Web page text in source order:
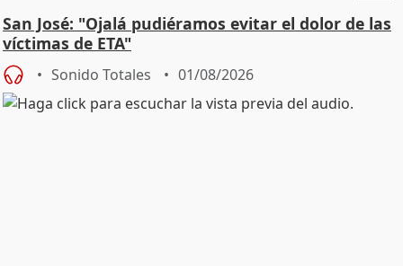
San José: "Ojalá pudiéramos evitar el dolor de las
víctimas de ETA"
Sonido Totales 01/08/2026